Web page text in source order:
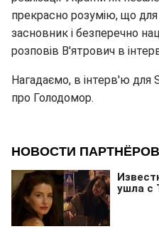
прекрасно розумію, що
засновник і безперечно
розповів В'ятрович в
Нагадаємо, в інтерв'ю для
про Голодомор.